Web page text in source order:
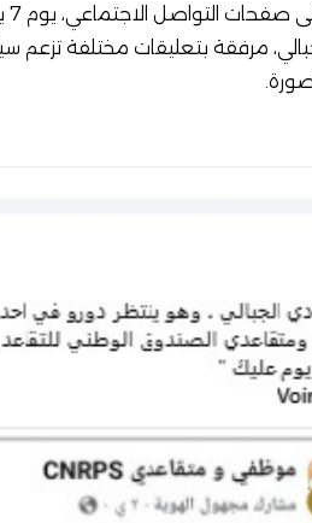
مرفقة بتعليقات مختلفة تزعم